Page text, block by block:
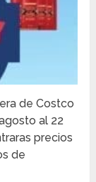
de Costco
al 22
precios
de